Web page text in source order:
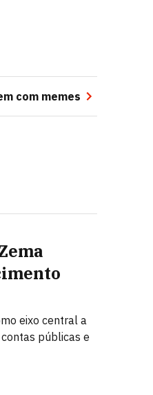
com memes
eixo central a
públicas e